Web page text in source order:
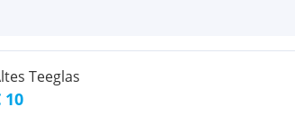
Teeglas
10